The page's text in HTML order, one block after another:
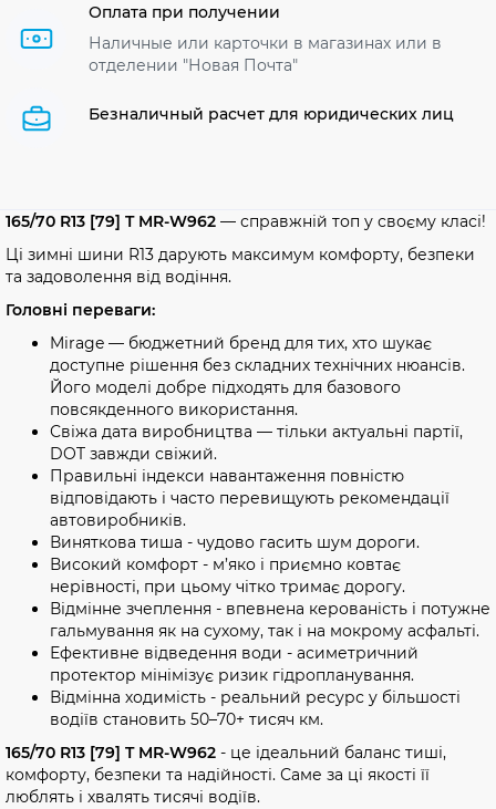
Оплата при получении
Наличные или карточки в магазинах или в
отделении "Новая Почта"
Безналичный расчет для юридических лиц
165/70 R13 [79] T MR-W962 — справжній топ у своєму класі!
Ці зимні шини R13 дарують максимум комфорту, безпеки
та задоволення від водіння.
Головні переваги:
Mirage — бюджетний бренд для тих, хто шукає
доступне рішення без складних технічних нюансів.
Його моделі добре підходять для базового
повсякденного використання.
Свіжа дата виробництва — тільки актуальні партії,
DOT завжди свіжий.
Правильні індекси навантаження повністю
відповідають і часто перевищують рекомендації
автовиробників.
Виняткова тиша - чудово гасить шум дороги.
Високий комфорт - м’яко і приємно ковтає
нерівності, при цьому чітко тримає дорогу.
Відмінне зчеплення - впевнена керованість і потужне
гальмування як на сухому, так і на мокрому асфальті.
Ефективне відведення води - асиметричний
протектор мінімізує ризик гідропланування.
Відмінна ходимість - реальний ресурс у більшості
водіїв становить 50–70+ тисяч км.
165/70 R13 [79] T MR-W962 - це ідеальний баланс тиші,
комфорту, безпеки та надійності. Саме за ці якості її
люблять і хвалять тисячі водіїв.